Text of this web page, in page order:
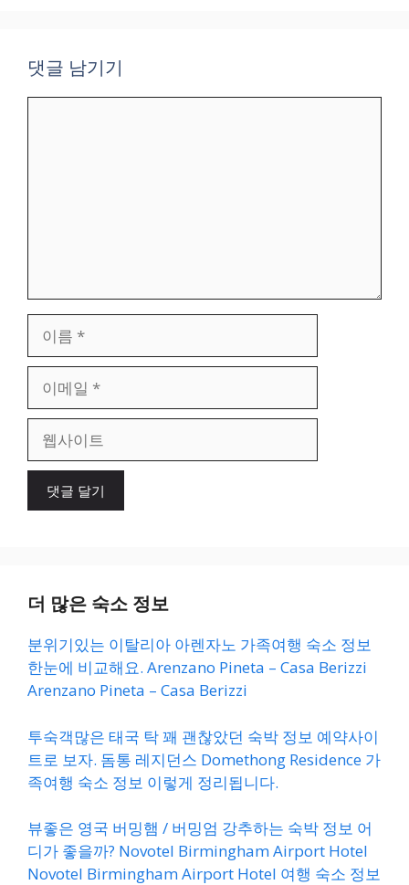
댓글 남기기
일
이
더 많은 숙소 정보
분위기있는 이탈리아 아렌자노 가족여행 숙소 정보
한눈에 비교해요. Arenzano Pineta – Casa Berizzi
Arenzano Pineta – Casa Berizzi
투숙객많은 태국 탁 꽤 괜찮았던 숙박 정보 예약사이
트로 보자. 돔통 레지던스 Domethong Residence 가
족여행 숙소 정보 이렇게 정리됩니다.
뷰좋은 영국 버밍햄 / 버밍엄 강추하는 숙박 정보 어
디가 좋을까? Novotel Birmingham Airport Hotel
Novotel Birmingham Airport Hotel 여행 숙소 정보